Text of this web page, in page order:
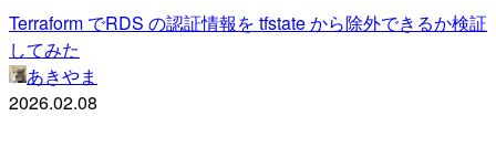
Terraform でRDS の認証情報を tfstate から除外できるか検証
してみた
あきやま
2026.02.08